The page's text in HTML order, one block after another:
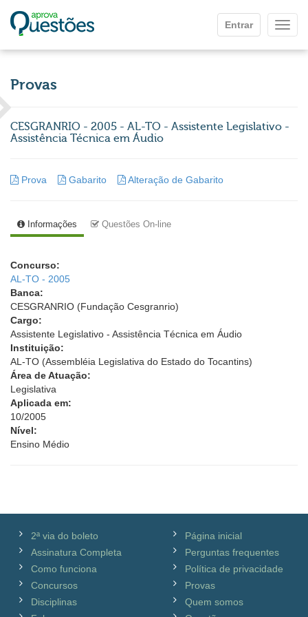
Entrar
Provas
CESGRANRIO - 2005 - AL-TO - Assistente Legislativo -
Assistência Técnica em Áudio
Prova Gabarito Alteração de Gabarito
Informações Questões On-line
Concurso:
AL-TO - 2005
Banca:
CESGRANRIO (Fundação Cesgranrio)
Cargo:
Assistente Legislativo - Assistência Técnica em Áudio
Instituição:
AL-TO (Assembléia Legislativa do Estado do Tocantins)
Área de Atuação:
Legislativa
Aplicada em:
10/2005
Nível:
Ensino Médio
2ª via do boleto
Assinatura Completa
Como funciona
Concursos
Disciplinas
Página inicial
Perguntas frequentes
Política de privacidade
Provas
Quem somos